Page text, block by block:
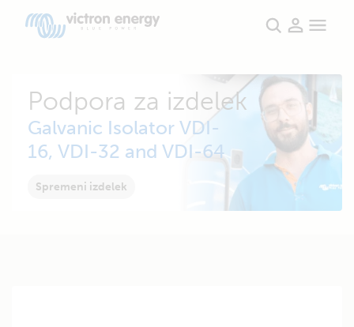
Podpora za izdelek
Galvanic Isolator VDI-
16, VDI-32 and VDI-64
Spremeni izdelek